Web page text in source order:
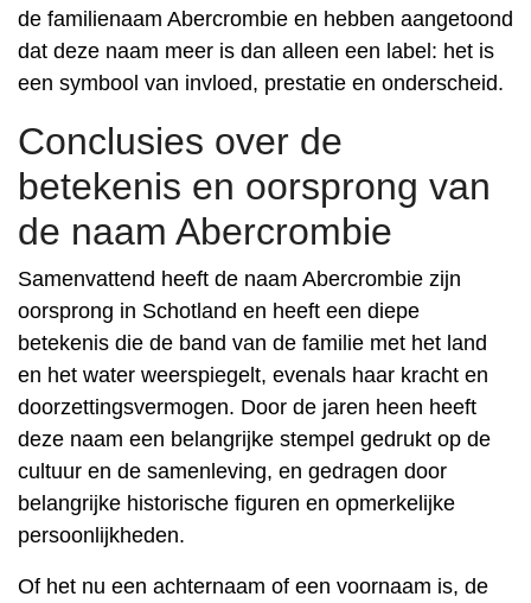
de familienaam Abercrombie en hebben aangetoond
dat deze naam meer is dan alleen een label: het is
een symbool van invloed, prestatie en onderscheid.
Conclusies over de
betekenis en oorsprong van
de naam Abercrombie
Samenvattend heeft de naam Abercrombie zijn
oorsprong in Schotland en heeft een diepe
betekenis die de band van de familie met het land
en het water weerspiegelt, evenals haar kracht en
doorzettingsvermogen. Door de jaren heen heeft
deze naam een ​​belangrijke stempel gedrukt op de
cultuur en de samenleving, en gedragen door
belangrijke historische figuren en opmerkelijke
persoonlijkheden.
Of het nu een achternaam of een voornaam is, de